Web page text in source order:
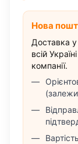
Нова
Доставка у
всій
компанії.